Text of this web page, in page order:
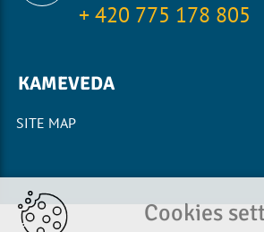
+ 420 775 178 805
KAMEVEDA
SITE MAP
Cookies